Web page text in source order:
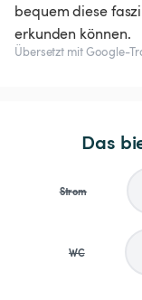
bequem diese
erkunden können.
Übersetzt mit Google-
Das
Strom
WC